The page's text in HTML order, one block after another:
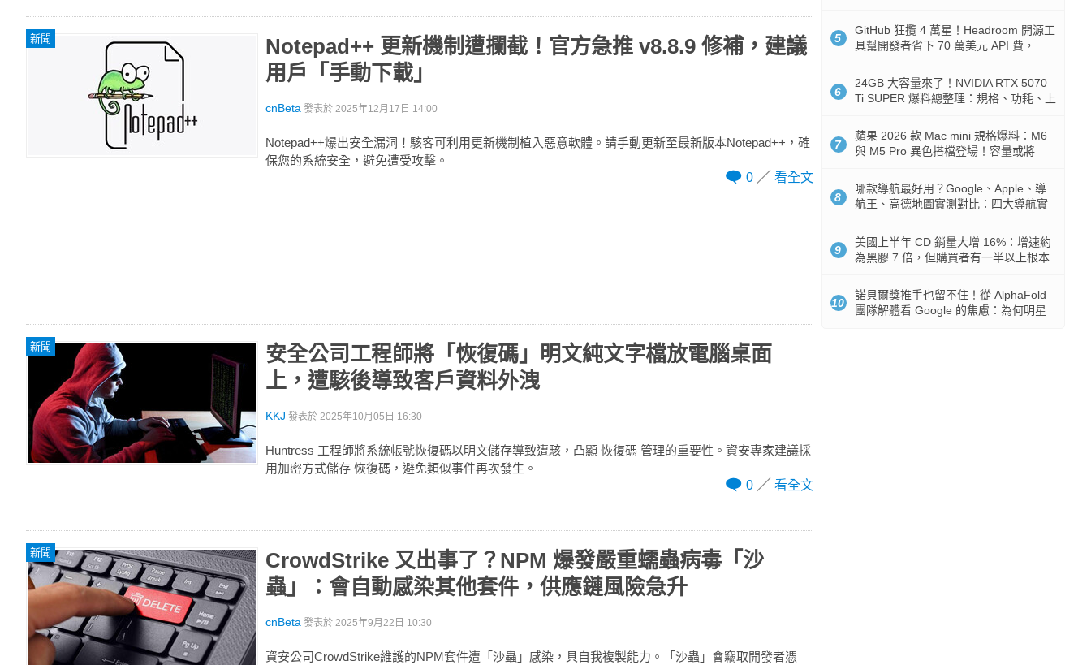
新聞
Notepad++ 更新機制遭攔截！官方急推 v8.8.9 修補，建議
用戶「手動下載」
cnBeta 發表於 2025年12月17日 14:00
Notepad++爆出安全漏洞！駭客可利用更新機制植入惡意軟體。請手動更新至最新版本Notepad++，確
保您的系統安全，避免遭受攻擊。
0
看全文
新聞
安全公司工程師將「恢復碼」明文純文字檔放電腦桌面
上，遭駭後導致客戶資料外洩
KKJ 發表於 2025年10月05日 16:30
Huntress 工程師將系統帳號恢復碼以明文儲存導致遭駭，凸顯 恢復碼 管理的重要性。資安專家建議採
用加密方式儲存 恢復碼，避免類似事件再次發生。
0
看全文
新聞
CrowdStrike 又出事了？NPM 爆發嚴重蠕蟲病毒「沙
蟲」：會自動感染其他套件，供應鏈風險急升
cnBeta 發表於 2025年9月22日 10:30
資安公司CrowdStrike維護的NPM套件遭「沙蟲」感染，具自我複製能力。「沙蟲」會竊取開發者憑
5
GitHub 狂攬 4 萬星！Headroom 開源工
具幫開發者省下 70 萬美元 API 費，
6
24GB 大容量來了！NVIDIA RTX 5070
Ti SUPER 爆料總整理：規格、功耗、上
7
蘋果 2026 款 Mac mini 規格爆料：M6
與 M5 Pro 異色搭檔登場！容量或將
8
哪款導航最好用？Google、Apple、導
航王、高德地圖實測對比：四大導航實
9
美國上半年 CD 銷量大增 16%：增速約
為黑膠 7 倍，但購買者有一半以上根本
10
諾貝爾獎推手也留不住！從 AlphaFold
團隊解體看 Google 的焦慮：為何明星